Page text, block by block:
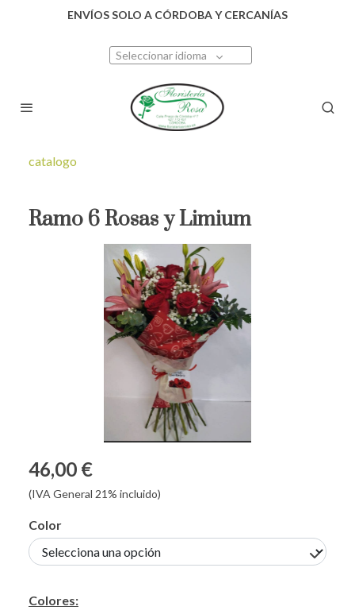
ENVÍOS SOLO A CÓRDOBA Y CERCANÍAS
Seleccionar idioma
catalogo
Ramo 6 Rosas y Limium
46,00 €
(IVA General 21% incluido)
Color
Colores: